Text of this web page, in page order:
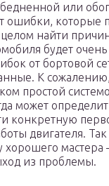
или
ошибки, которые
целом найти
будет
от бортовой
К
простой
может
конкретную
двигателя.
хорошего
из проблемы.